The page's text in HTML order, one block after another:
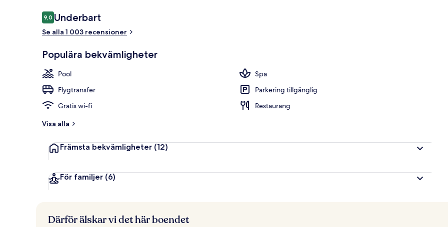
Recensioner
9,09,0 av 10,
Underbart
Se alla 1 003 recensioner
Populära bekvämligheter
Pool
Spa
Flygtransfer
Parkering tillgänglig
Gratis wi-fi
Restaurang
Visa alla
Främsta bekvämligheter (12)
För familjer (6)
Därför älskar vi det här boendet